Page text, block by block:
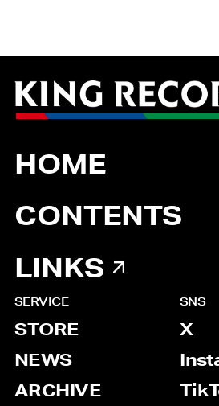
HOME
CONTENTS
LINKS
SERVICE
STORE
NEWS
ARCHIVE
SNS
X